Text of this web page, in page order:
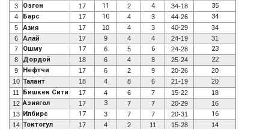
3 Озгон 17 11 2 4 34-18 35
4 Барс 17 10 4 3 44-26 34
5 Азия 17 10 4 3 40-29
34
6
Алай 17 9 4 4 24-19
31
7
Ошму 17 6 5 6 24-28 23
8 Дордой 18 6 4 8 25-24 22
9 Нефтчи 17 6 2 9 20-26
20
10 Талант 18 4 8 6 21-19
20
11
Бишкек Сити 17 4 6 7 15-22
18
12 Азиягол 17 3 7 7 20-29
16
13 Илбирс 17 3 7 7 20-31 16
14 Токтогул 17 4 2 11 15-28
14